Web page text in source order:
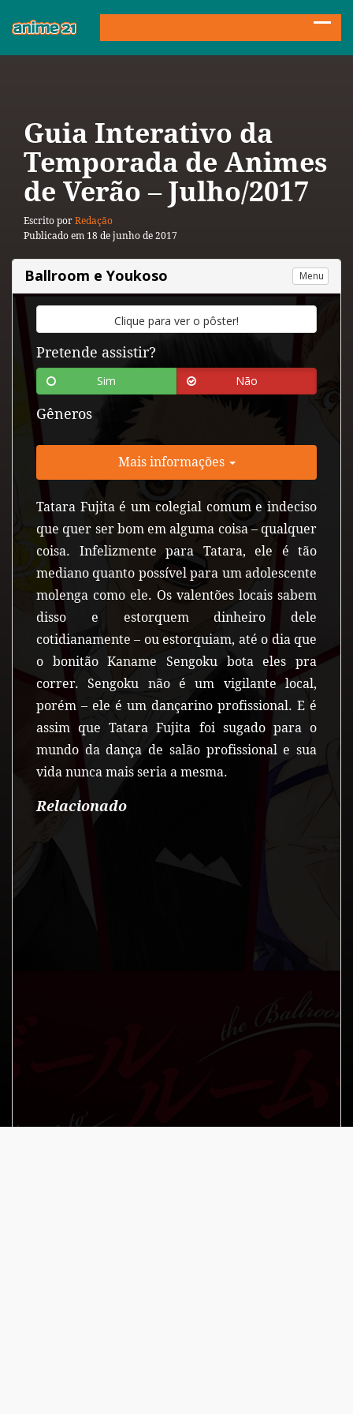
Guia Interativo da
Temporada de Animes
de Verão – Julho/2017
Escrito porRedação
Publicado em 18 de junho de 2017
Ballroom e Youkoso Menu
Clique para ver o pôster!
Pretende assistir?
Sim Não
Gêneros
Mais informações
Tatara Fujita é um colegial comum e indeciso
que quer ser bom em alguma coisa – qualquer
coisa. Infelizmente para Tatara, ele é tão
mediano quanto possível para um adolescente
molenga como ele. Os valentões locais sabem
disso e estorquem dinheiro dele
cotidianamente – ou estorquiam, até o dia que
o bonitão Kaname Sengoku bota eles pra
correr. Sengoku não é um vigilante local,
porém – ele é um dançarino profissional. E é
assim que Tatara Fujita foi sugado para o
mundo da dança de salão profissional e sua
vida nunca mais seria a mesma.
Relacionado